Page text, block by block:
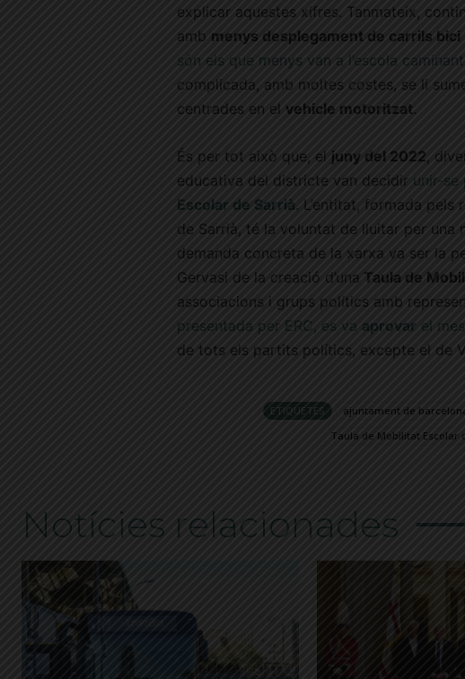
explicar aquestes xifres. Tanmateix,
amb menys desplegament de carrils bici
són els que menys van a l’escola
complicada, amb moltes costes, se li
centrades en el vehicle motoritzat.
És per tot això que, el juny del 2022,
educativa del districte van decidir
unir-
Escolar de Sarrià. L’entitat, formada pels
de Sarrià, té la voluntat de lluitar per una
demanda concreta de la xarxa va ser la
Gervasi de la creació d’una Taula de
associacions i grups polítics amb
presentada per ERC, es va aprovar el
de tots els partits polítics, excepte el de
ETIQUETES ajuntament de
Taula de Mobilitat Escolar
Notícies relacionades